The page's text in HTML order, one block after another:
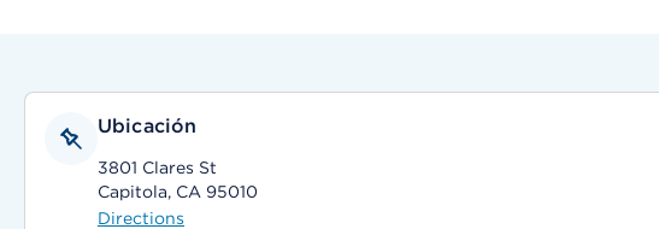
Ubicación
3801 Clares St
Capitola, CA 95010
Directions